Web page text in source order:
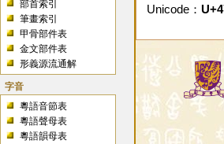
部首索引
筆畫索引
甲骨部件表
金文部件表
形義源流通解
字音
粵語音節表
粵語聲母表
粵語韻母表
Unicode：